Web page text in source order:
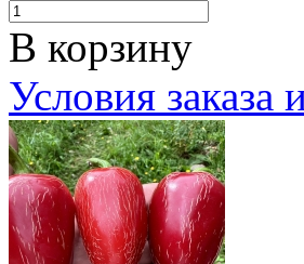
В корзину
Условия заказа